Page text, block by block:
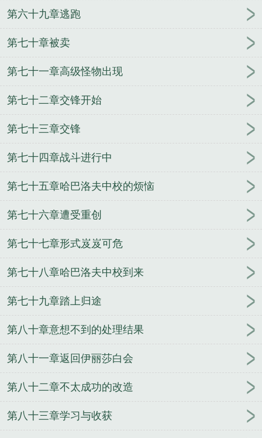
第六十九章逃跑
第七十章被卖
第七十一章高级怪物出现
第七十二章交锋开始
第七十三章交锋
第七十四章战斗进行中
第七十五章哈巴洛夫中校的烦恼
第七十六章遭受重创
第七十七章形式岌岌可危
第七十八章哈巴洛夫中校到来
第七十九章踏上归途
第八十章意想不到的处理结果
第八十一章返回伊丽莎白会
第八十二章不太成功的改造
第八十三章学习与收获